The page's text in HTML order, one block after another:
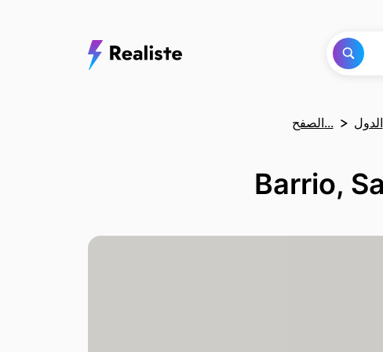
الصفح... الدول